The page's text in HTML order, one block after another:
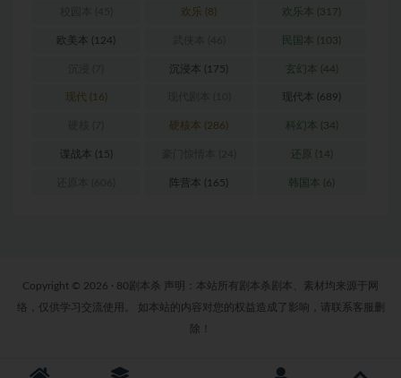
欢乐 (8) 欢乐本 (317)
欧美本 (124) 民国本 (103)
沉浸本 (175) 玄幻本 (44)
现代 (16) 现代本 (689)
硬核本 (286) 科幻本 (34)
谍战本 (15) 还原 (14)
阵营本 (165) 韩国本 (6)
Copyright © 2026 · 80剧本杀 声明：本站所有剧本杀剧本、素材均来源于网
络，仅供学习交流使用。 如本站的内容对您的权益造成了影响，请联系客服删
除！